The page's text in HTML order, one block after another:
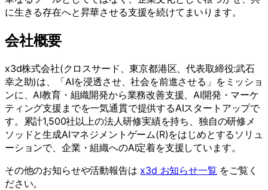
に生きる存在へと昇華させる支援を続けてまいります。
会社概要
x3d株式会社(クロスサード、東京都港区、代表取締役:武石
幸之助)は、「AIを浸透させ、社会を前進させる」をミッショ
ンに、AI教育・組織開発から業務改善支援、AI開発・マーケ
ティング支援までを一気通貫で提供するAIスタートアップで
す。累計1,500社以上の法人研修実績を持ち、独自の研修メ
ソッドと生成AIマネジメントゲーム(R)をはじめとするソリュ
ーションで、企業・組織へのAI定着を支援しています。
その他のお知らせや活動報告は x3d お知らせ一覧 をご覧く
ださい。